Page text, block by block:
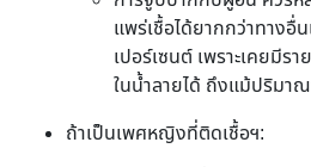
แพร่เชื้อได้ยากกว่าทาง
เปอร์เซนต์ เพราะเคยมีร
ในน้ำลายได้ ถึงแม้ปริมา
ถ้าเป็นเพศหญิงที่ติดเชื้อฯ: